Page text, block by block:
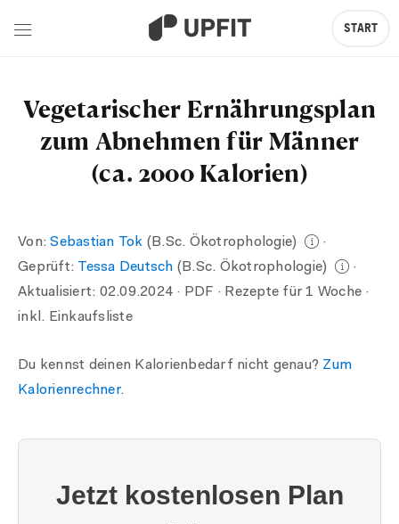
Vegetarischer Ernährungsplan
zum Abnehmen für Männer
(ca. 2000 Kalorien)
Von:Sebastian Tok (B.Sc. Ökotrophologie)
·
Geprüft: Tessa Deutsch (B.Sc. Ökotrophologie)
·
Aktualisiert: 02.09.2024 · PDF · Rezepte für 1 Woche ·
inkl. Einkaufsliste
Du kennst deinen Kalorienbedarf nicht genau? Zum
Kalorienrechner.
START